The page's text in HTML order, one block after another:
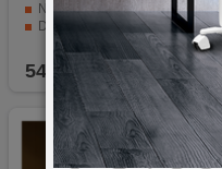
Napajanje putem 3 baterije
Dimenzije 305 x 355 x 160 mm
Materijal izrade - plastika
54,90 KM